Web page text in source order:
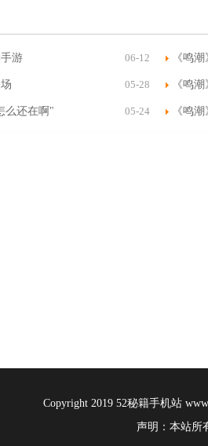
游 06-12 《鸣
05-28 《鸣
么还在啊" 05-24 《鸣
Copyright 2019 52秘籍手机站
声明：本站所